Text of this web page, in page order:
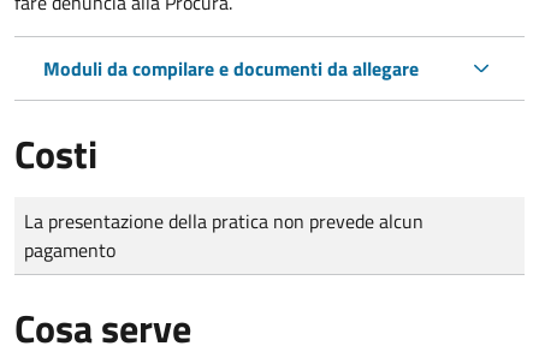
Moduli da compilare e documenti da allegare
Costi
Tipo di pagamento
Importo
La presentazione della pratica non prevede alcun
pagamento
Cosa serve